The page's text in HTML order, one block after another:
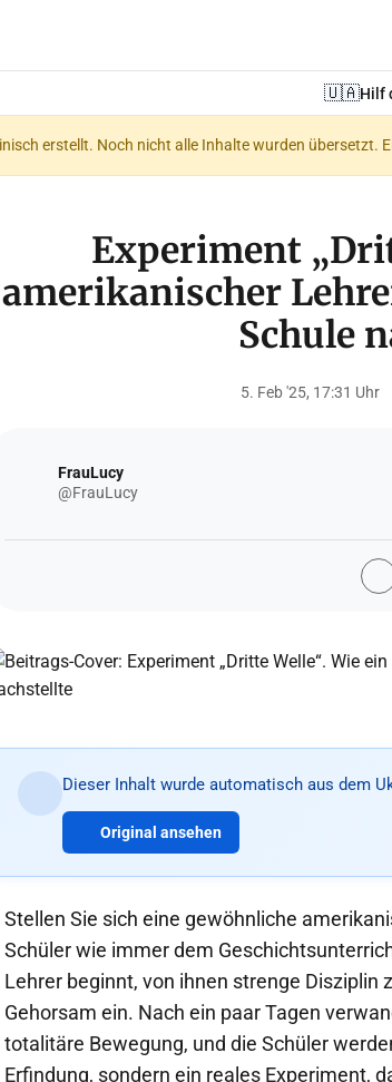
🇺🇦Hilf
erstellt. Noch nicht alle Inhalte wurden übersetzt.
Experiment
amerikanischer
Schule
5. Feb '25, 17:31 Uhr
FrauLucy
@FrauLucy
Dieser Inhalt wurde automatisch aus dem
Original ansehen
Stellen Sie sich eine gewöhnliche
Schüler wie immer dem
Lehrer beginnt, von ihnen strenge Disziplin
Gehorsam ein. Nach ein paar Tagen
totalitäre Bewegung, und die Schüler
Erfindung, sondern ein reales Experiment,